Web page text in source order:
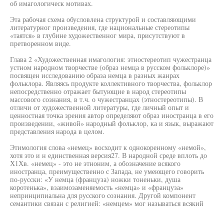
об имагологическ мотивах.
Эта рабочая схема обусловлена структурой и составляющими
литературног произведения, где национальные стереотипы
«таятся» в глубине художественног мира, присутствуют в
претворенном виде.
Глава 2 «Художественная имагология: этностереотип чужестранца
устном народном творчестве (образ немца в русском фольклоре)»
посвящен исследованию образа немца в разных жанрах
фольклора. Являясь продукте коллективного творчества, фольклор
непосредственно отражает бытующие в народ стереотипы
массового сознания, в т.ч. о чужестранцах (этностереотипы). В
отличи от художественной литературы, где личный опыт и
ценностная точка зрения автор определяют образ иностранца в его
произведении, «живой» народный фольклор, ка и язык, выражают
представления народа в целом.
Этимология слова «немец» восходит к однокоренному «немой»,
хотя это и н единственная версия27. В народной среде вплоть до
Х1Хв. «немец» - это не этноним, а обозначение всякого
иностранца, преимущественно с Запада, не умеющего говорить
по-русски: «У немца (француза) ножки тоненьки, душа
коротенька», взаимозаменяемость «немца» и «француза»
непринципиальна для русского сознания. Другой компонент
семантики связан с религией: «немцем» мог называться всякий